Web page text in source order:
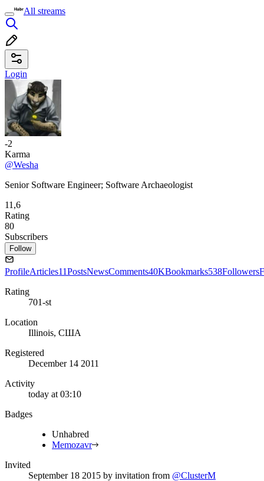
All streams
Login
-2
Karma
@Wesha
Senior Software Engineer; Software Archaeologist
11,6
Rating
80
Subscribers
Follow
ProfileArticles11PostsNewsComments40KBookmarks538Followers
Rating
701-st
Location
Illinois, США
Registered
December 14 2011
Activity
today at 03:10
Badges
Unhabred
Memozavr
Invited
September 18 2015 by invitation from @ClusterM